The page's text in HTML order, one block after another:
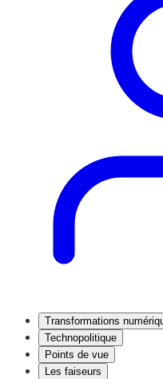
Transformations
Technopolitique
Points de vue
Les faiseurs